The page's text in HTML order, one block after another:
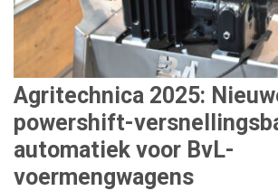
Agritechnica 2025:
powershift-
automatiek voor BvL-
voermengwagens